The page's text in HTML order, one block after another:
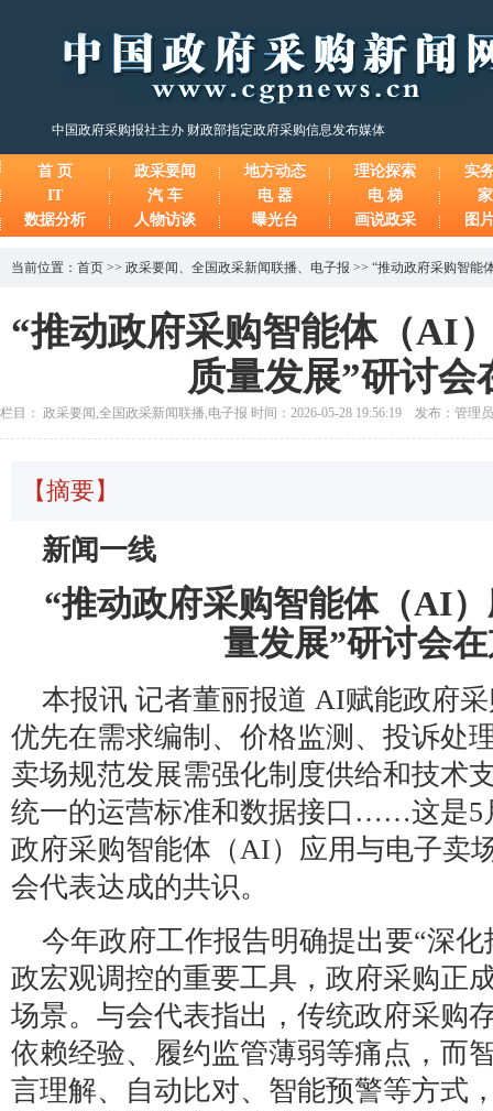
中国政府采购报社主办 财政部指定政府采购信息发布媒体
首 页 政采要闻 地方动态 理论探索
实
IT
汽 车 电 器 电 梯
数据分析
人物访谈 曝光台 画说政采 图
当前位置： 首页 >> 政采要闻 、 全国政采新闻联播、 电子报 >> “推动政府采购智能
“推动政府采购智能体（AI
质量发展”研讨会
栏目： 政采要闻,全国政采新闻联播,电子报 时间：2026-05-28 19:56:19 发布：管理
【摘要】
新闻一线
“推动政府采购智能体（AI
量发展”研讨会
本报讯 记者董丽报道 AI赋能政府
优先在需求编制、价格监测、投诉处
卖场规范发展需强化制度供给和技术
统一的运营标准和数据接口……这是5
政府采购智能体（AI）应用与电子卖
会代表达成的共识。
今年政府工作报告明确提出要“深
政宏观调控的重要工具，政府采购正
场景。与会代表指出，传统政府采购
依赖经验、履约监管薄弱等痛点，而
言理解、自动比对、智能预警等方式